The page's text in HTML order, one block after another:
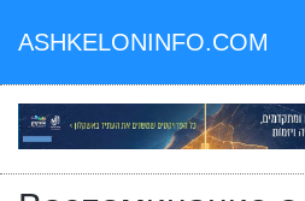
ASHKELONINFO.COM